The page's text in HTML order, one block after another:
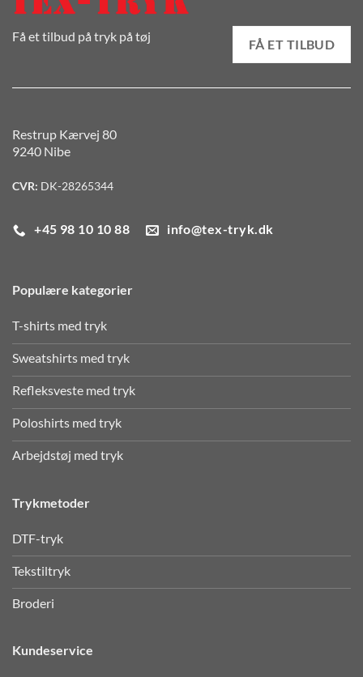
Få et tilbud på tryk på tøj
FÅ ET TILBUD
Restrup Kærvej 80
9240 Nibe
CVR: DK-28265344
+45 98 10 10 88 info@tex-tryk.dk
Populære kategorier
T-shirts med tryk
Sweatshirts med tryk
Refleksveste med tryk
Poloshirts med tryk
Arbejdstøj med tryk
Trykmetoder
DTF-tryk
Tekstiltryk
Broderi
Kundeservice